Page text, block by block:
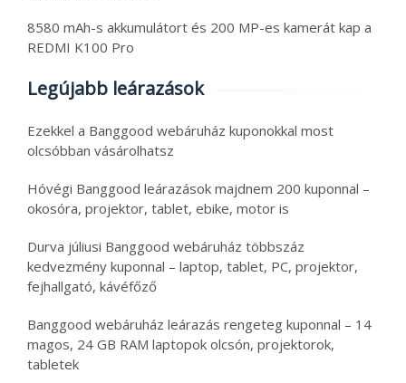
8580 mAh-s akkumulátort és 200 MP-es kamerát kap a
REDMI K100 Pro
Legújabb leárazások
Ezekkel a Banggood webáruház kuponokkal most
olcsóbban vásárolhatsz
Hóvégi Banggood leárazások majdnem 200 kuponnal –
okosóra, projektor, tablet, ebike, motor is
Durva júliusi Banggood webáruház többszáz
kedvezmény kuponnal – laptop, tablet, PC, projektor,
fejhallgató, kávéfőző
Banggood webáruház leárazás rengeteg kuponnal – 14
magos, 24 GB RAM laptopok olcsón, projektorok,
tabletek